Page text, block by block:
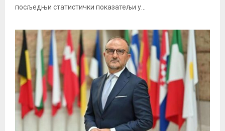
посљедњи статистички показатељи у...